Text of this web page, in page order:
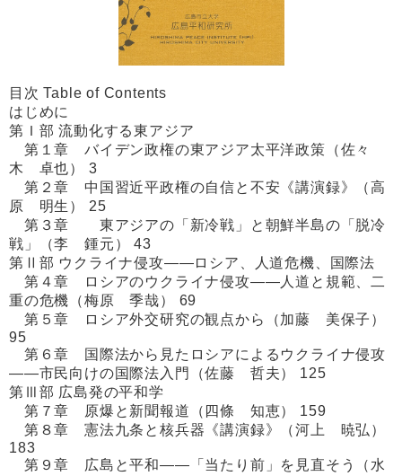
目次 Table of Contents
はじめに
第Ｉ部 流動化する東アジア
第１章 バイデン政権の東アジア太平洋政策（佐々
木 卓也） 3
第２章 中国習近平政権の自信と不安《講演録》（高
原 明生） 25
第３章 東アジアの「新冷戦」と朝鮮半島の「脱冷
戦」（李 鍾元） 43
第Ⅱ部 ウクライナ侵攻――ロシア、人道危機、国際法
第４章 ロシアのウクライナ侵攻――人道と規範、二
重の危機（梅原 季哉） 69
第５章 ロシア外交研究の観点から（加藤 美保子）
95
第６章 国際法から見たロシアによるウクライナ侵攻
――市民向けの国際法入門（佐藤 哲夫） 125
第Ⅲ部 広島発の平和学
第７章 原爆と新聞報道（四條 知恵） 159
第８章 憲法九条と核兵器《講演録》（河上 暁弘）
183
第９章 広島と平和――「当たり前」を見直そう（水